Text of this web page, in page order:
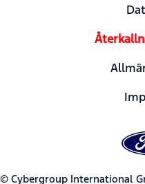
© Cybergroup International